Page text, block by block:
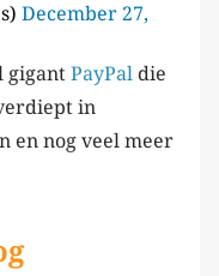
December 27,
gigant PayPal die
in
en nog veel meer